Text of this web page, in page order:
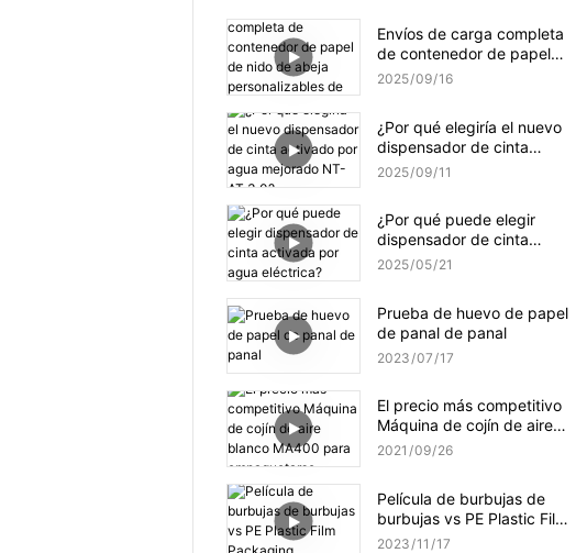
Envíos de carga completa
de contenedor de papel
de nido de abeja
2025 09 16
¿Por qué elegiría el nuevo
dispensador de cinta
activado por agua
2025 09 11
¿Por qué puede elegir
dispensador de cinta
activada por agua
2025 05 21
Prueba de huevo de papel
de panal de panal
2023 07 17
El precio más competitivo
Máquina de cojín de aire
blanco MA400 para
2021 09 26
Película de burbujas de
burbujas vs PE Plastic Film
Packaging
2023 11 17